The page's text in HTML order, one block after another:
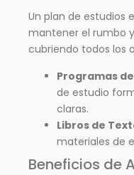
Un plan de estudios
mantener el rumbo
cubriendo todos los
Programas
de estudio
claras.
Libros de
materiales de
Beneficios de